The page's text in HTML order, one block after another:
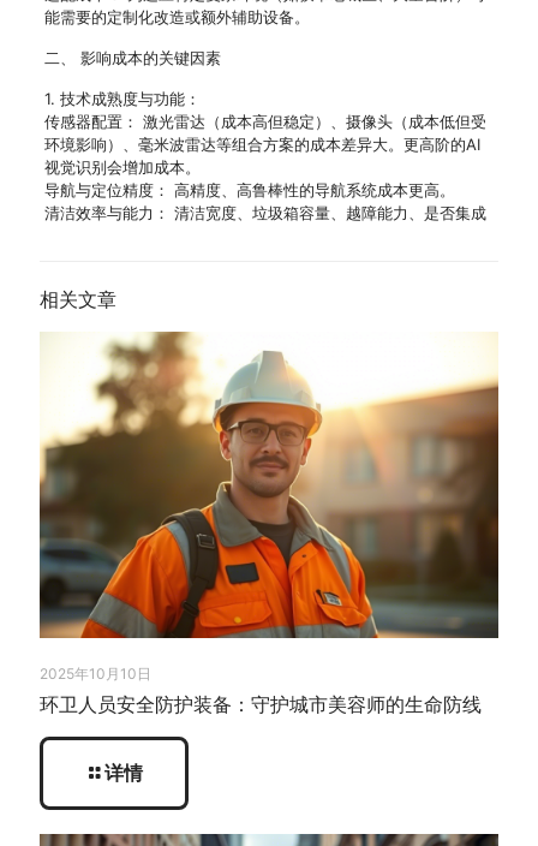
能需要的定制化改造或额外辅助设备。
二、 影响成本的关键因素
1. 技术成熟度与功能：
传感器配置： 激光雷达（成本高但稳定）、摄像头（成本低但受
环境影响）、毫米波雷达等组合方案的成本差异大。更高阶的AI
视觉识别会增加成本。
导航与定位精度： 高精度、高鲁棒性的导航系统成本更高。
清洁效率与能力： 清洁宽度、垃圾箱容量、越障能力、是否集成
相关文章
2025年10月10日
环卫人员安全防护装备：守护城市美容师的生命防线
详情